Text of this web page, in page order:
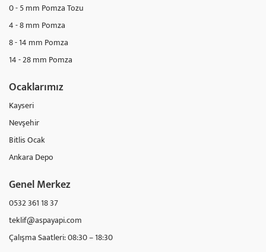
0 - 5 mm Pomza Tozu
4 - 8 mm Pomza
8 - 14 mm Pomza
14 - 28 mm Pomza
Ocaklarımız
Kayseri
Nevşehir
Bitlis Ocak
Ankara Depo
Genel Merkez
0532 361 18 37
teklif@aspayapi.com
Çalışma Saatleri: 08:30 – 18:30